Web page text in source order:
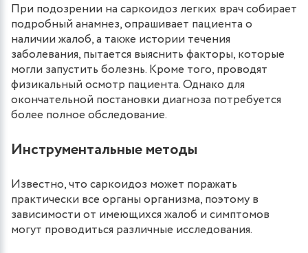
При подозрении на саркоидоз легких врач собирает
подробный анамнез, опрашивает пациента о
наличии жалоб, а также истории течения
заболевания, пытается выяснить факторы, которые
могли запустить болезнь. Кроме того, проводят
физикальный осмотр пациента. Однако для
окончательной постановки диагноза потребуется
более полное обследование.
Инструментальные методы
Известно, что саркоидоз может поражать
практически все органы организма, поэтому в
зависимости от имеющихся жалоб и симптомов
могут проводиться различные исследования.